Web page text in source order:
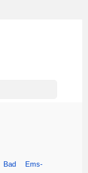
Bad Ems-